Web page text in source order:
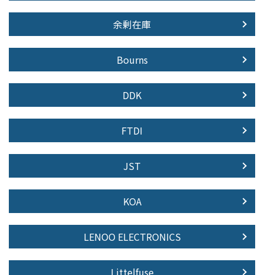
余剰在庫
Bourns
DDK
FTDI
JST
KOA
LENOO ELECTRONICS
Littelfuse